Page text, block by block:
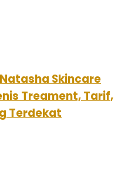
Skincare
Treament, Tarif,
Terdekat